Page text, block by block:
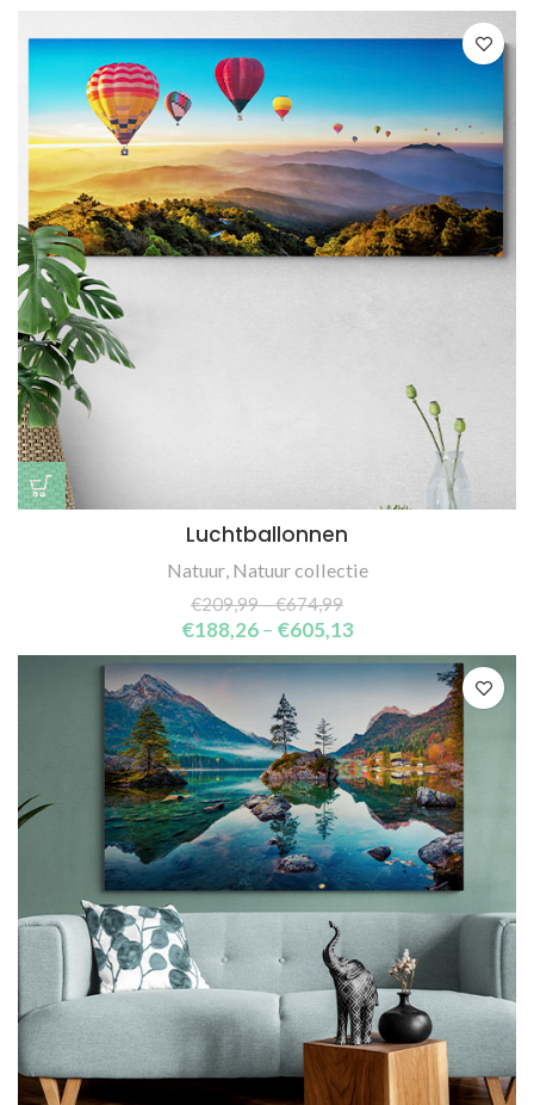
Luchtballonnen
Natuur, Natuur collectie
€209,99–€674,99
€188,26– €605,13